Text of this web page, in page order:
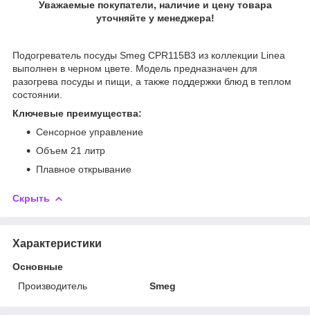
Уважаемые покупатели, наличие и цену товара
уточняйте у менеджера!
Подогреватель посуды Smeg CPR115B3 из коллекции Linea
выполнен в черном цвете. Модель предназначен для
разогрева посуды и пищи, а также поддержки блюд в теплом
состоянии.
Ключевые преимущества:
Сенсорное управление
Объем 21 литр
Плавное открывание
Скрыть
Характеристики
Основные
Производитель
Smeg